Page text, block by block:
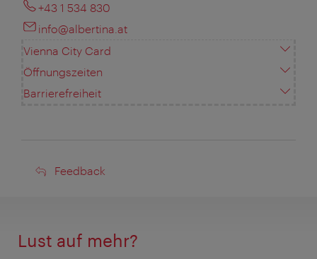
+43 1 534 830
info@albertina.at
Vienna City Card
Öffnungszeiten
Barrierefreiheit
Feedback
Feedback
Lust auf mehr?